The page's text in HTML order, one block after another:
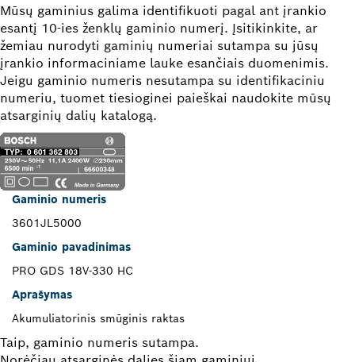
Mūsų gaminius galima identifikuoti pagal ant įrankio
esantį 10-ies ženklų gaminio numerį. Įsitikinkite, ar
žemiau nurodyti gaminių numeriai sutampa su jūsų
įrankio informaciniame lauke esančiais duomenimis.
Jeigu gaminio numeris nesutampa su identifikaciniu
numeriu, tuomet tiesioginei paieškai naudokite mūsų
atsarginių dalių katalogą.
Gaminio numeris
3601JL5000
Gaminio pavadinimas
PRO GDS 18V-330 HC
Aprašymas
Akumuliatorinis smūginis raktas
Taip, gaminio numeris sutampa.